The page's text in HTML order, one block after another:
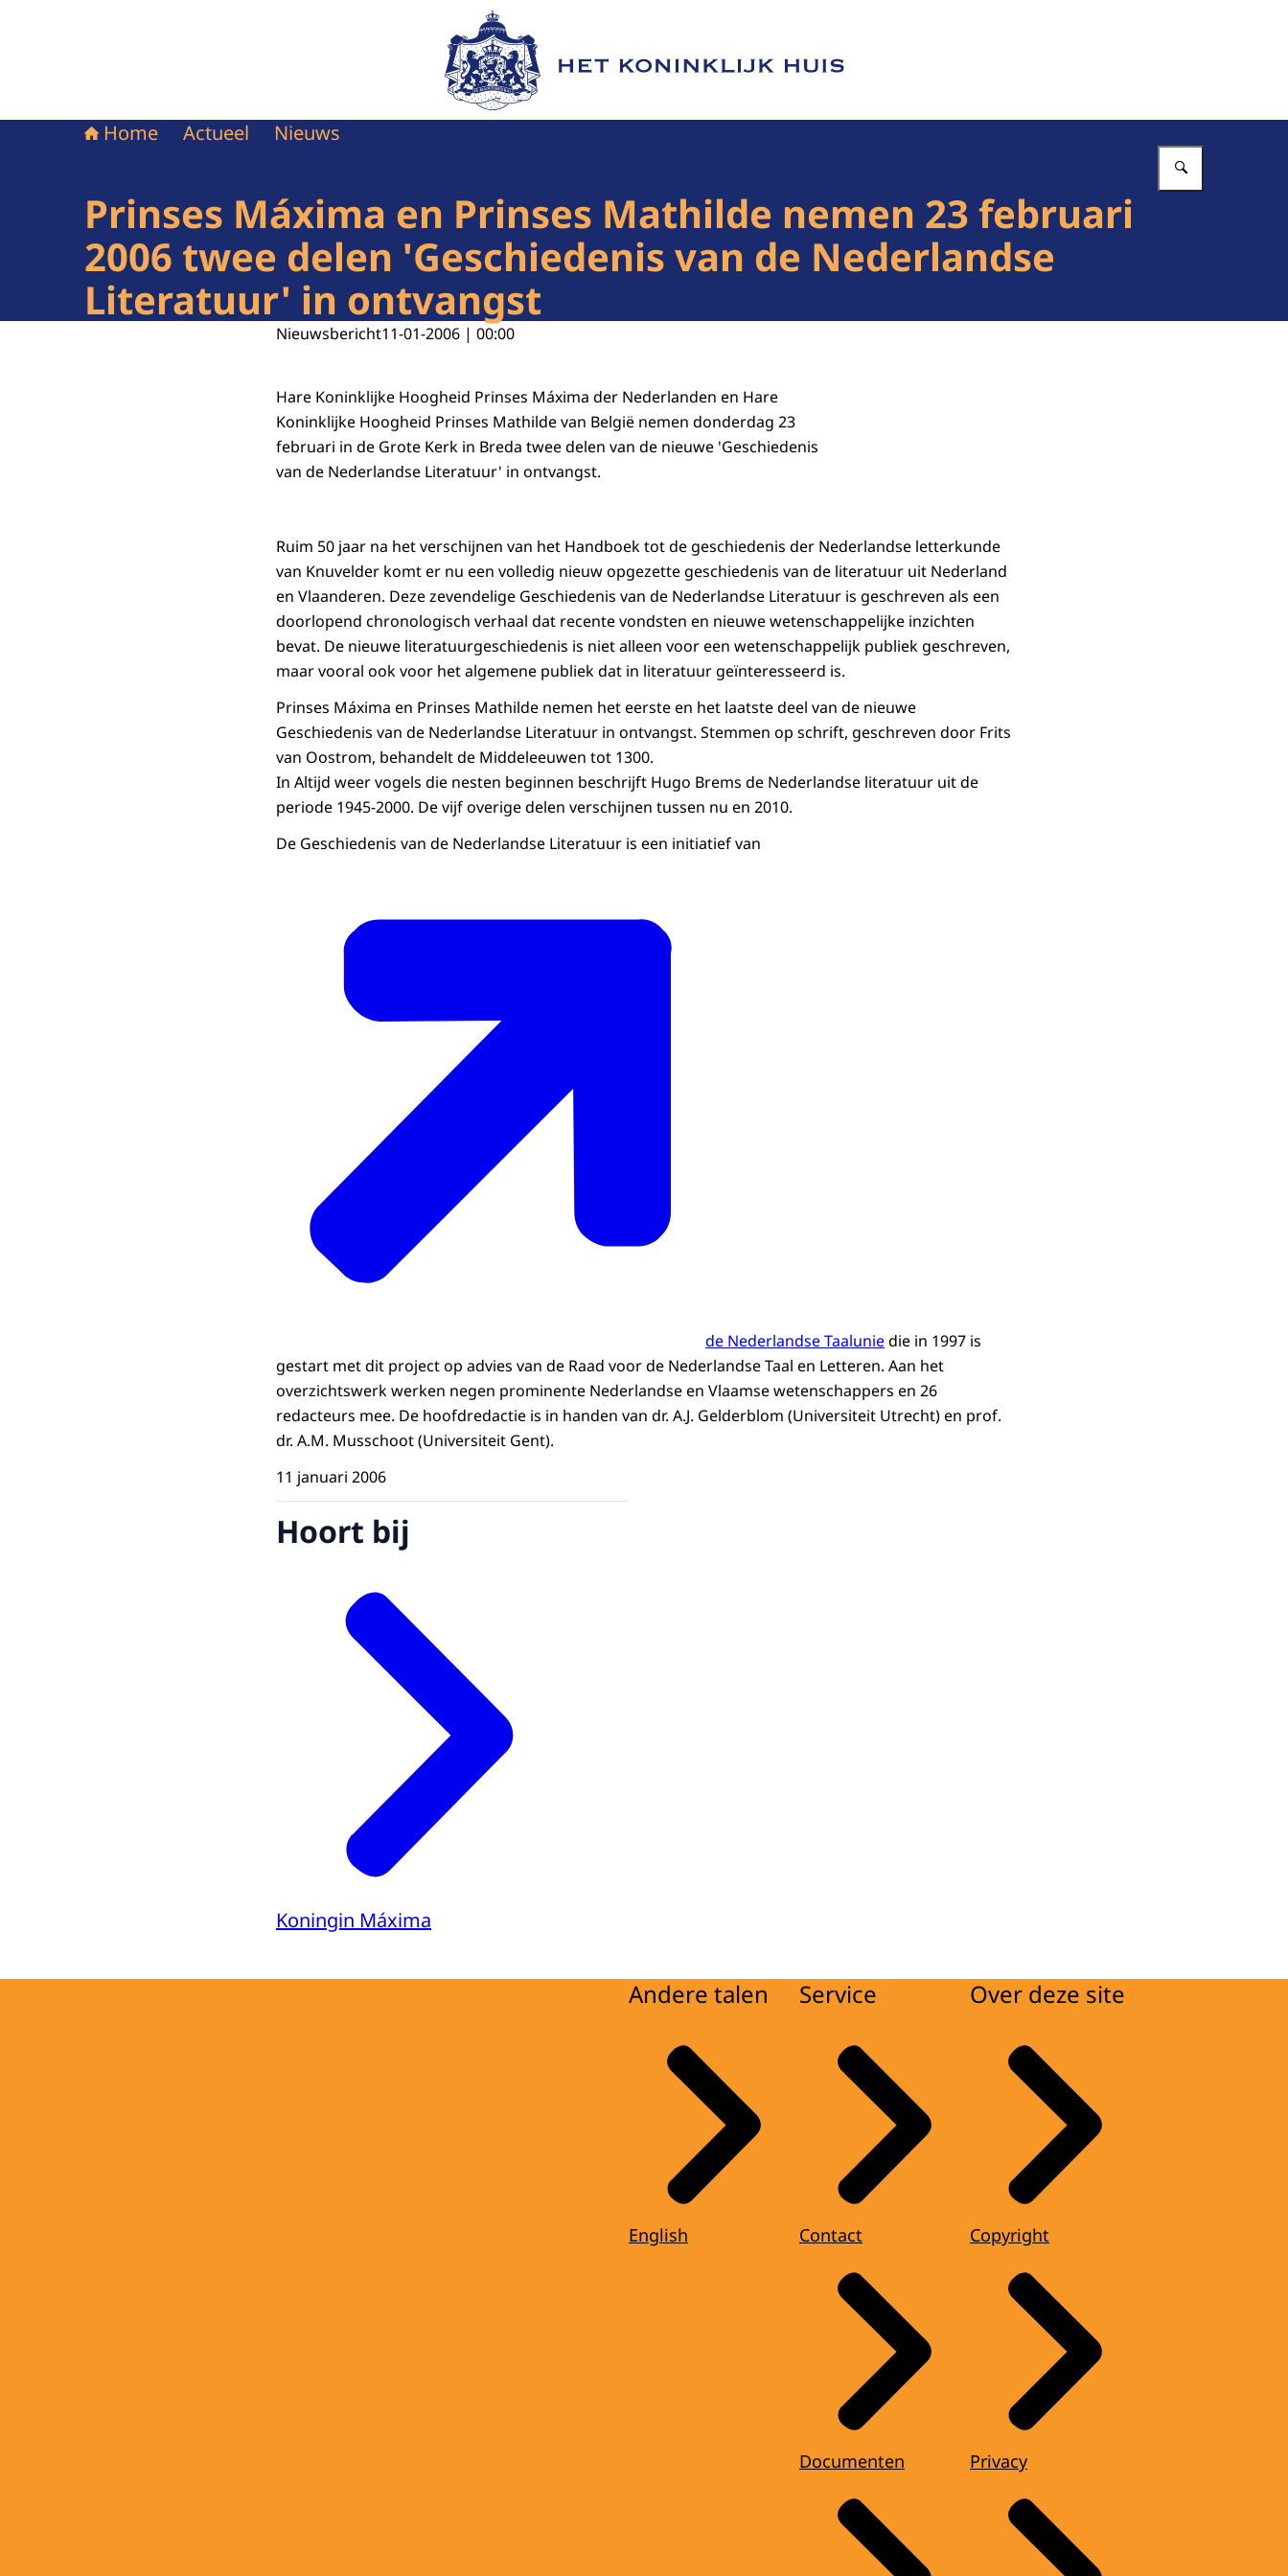
Naar de homepage van Het Koninklijk Huis
Home Actueel Nieuws
Prinses Máxima en Prinses Mathilde nemen 23 februari
2006 twee delen 'Geschiedenis van de Nederlandse
Literatuur' in ontvangst
Nieuwsbericht11-01-2006 | 00:00
Hare Koninklijke Hoogheid Prinses Máxima der Nederlanden en Hare
Koninklijke Hoogheid Prinses Mathilde van België nemen donderdag 23
februari in de Grote Kerk in Breda twee delen van de nieuwe 'Geschiedenis
van de Nederlandse Literatuur' in ontvangst.
Ruim 50 jaar na het verschijnen van het Handboek tot de geschiedenis der Nederlandse letterkunde
van Knuvelder komt er nu een volledig nieuw opgezette geschiedenis van de literatuur uit Nederland
en Vlaanderen. Deze zevendelige Geschiedenis van de Nederlandse Literatuur is geschreven als een
doorlopend chronologisch verhaal dat recente vondsten en nieuwe wetenschappelijke inzichten
bevat. De nieuwe literatuurgeschiedenis is niet alleen voor een wetenschappelijk publiek geschreven,
maar vooral ook voor het algemene publiek dat in literatuur geïnteresseerd is.
Prinses Máxima en Prinses Mathilde nemen het eerste en het laatste deel van de nieuwe
Geschiedenis van de Nederlandse Literatuur in ontvangst. Stemmen op schrift, geschreven door Frits
van Oostrom, behandelt de Middeleeuwen tot 1300.
In Altijd weer vogels die nesten beginnen beschrijft Hugo Brems de Nederlandse literatuur uit de
periode 1945-2000. De vijf overige delen verschijnen tussen nu en 2010.
De Geschiedenis van de Nederlandse Literatuur is een initiatief van
de Nederlandse Taaluniedie in 1997 is
gestart met dit project op advies van de Raad voor de Nederlandse Taal en Letteren. Aan het
overzichtswerk werken negen prominente Nederlandse en Vlaamse wetenschappers en 26
redacteurs mee. De hoofdredactie is in handen van dr. A.J. Gelderblom (Universiteit Utrecht) en prof.
dr. A.M. Musschoot (Universiteit Gent).
11 januari 2006
Hoort bij
Koningin Máxima
Andere talen
English
Service
Contact
Documenten
Over deze site
Copyright
Privacy